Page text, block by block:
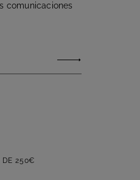
comunicaciones
DE 250€